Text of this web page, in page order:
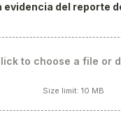
del reporte
to choose a file or
Size limit: 10 MB